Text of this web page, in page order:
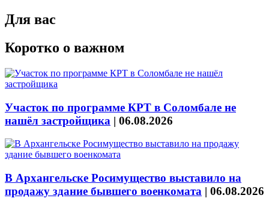
Для вас
Коротко о важном
Участок по программе КРТ в Соломбале не
нашёл застройщика | 06.08.2026
В Архангельске Росимущество выставило на
продажу здание бывшего военкомата | 06.08.2026